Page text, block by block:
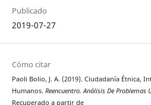
Publicado
2019-07-27
Cómo citar
Paoli Bolio, J. A. (2019). Ciudadanía Étnica,
Humanos. Reencuentro. Análisis De Problemas
Recuperado a partir de